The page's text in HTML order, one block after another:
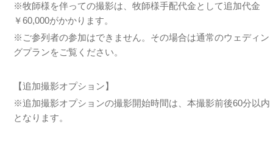
※牧師様を伴っての撮影は、牧師様手配代金として追加代金
￥60,000がかかります。
※ご参列者の参加はできません。その場合は通常のウェディン
グプランをご覧ください。
【追加撮影オプション】
※追加撮影オプションの撮影開始時間は、本撮影前後60分以内
となります。